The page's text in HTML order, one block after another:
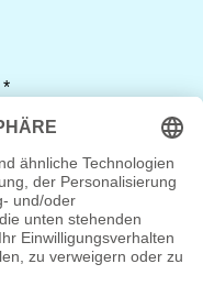
*Erforderlich